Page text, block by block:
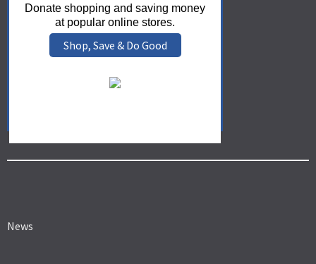
Donate shopping and saving money
at popular online stores.
Shop, Save & Do Good
News